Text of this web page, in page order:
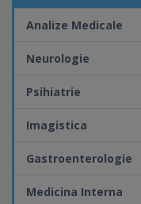
Analize Medicale
Neurologie
Psihiatrie
Imagistica
Gastroenterologie
Medicina Interna